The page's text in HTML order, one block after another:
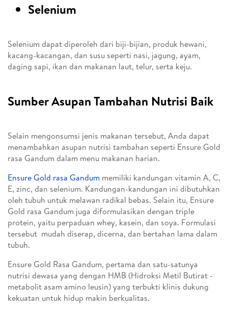
Selenium
Selenium dapat diperoleh dari biji-bijian, produk hewani,
kacang-kacangan, dan susu seperti nasi, jagung, ayam,
daging sapi, ikan dan makanan laut, telur, serta keju.
Sumber Asupan Tambahan Nutrisi Baik
Selain mengonsumsi jenis makanan tersebut, Anda dapat
menambahkan asupan nutrisi tambahan seperti Ensure Gold
rasa Gandum dalam menu makanan harian.
Ensure Gold rasa Gandum memiliki kandungan vitamin A, C,
E, zinc, dan selenium. Kandungan-kandungan ini dibutuhkan
oleh tubuh untuk melawan radikal bebas. Selain itu, Ensure
Gold rasa Gandum juga diformulasikan dengan triple
protein, yaitu perpaduan whey, kasein, dan soya. Formulasi
tersebut mudah diserap, dicerna, dan bertahan lama dalam
tubuh.
Ensure Gold Rasa Gandum, pertama dan satu-satunya
nutrisi dewasa yang dengan HMB (Hidroksi Metil Butirat -
metabolit asam amino leusin) yang terbukti klinis dukung
kekuatan untuk hidup makin berkualitas.